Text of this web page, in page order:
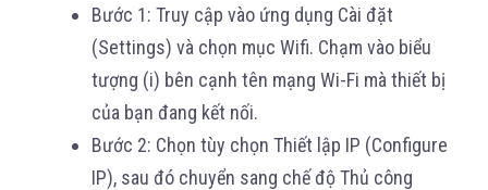
Bước 1: Truy cập vào ứng dụng Cài đặt
(Settings) và chọn mục Wifi. Chạm vào biểu
tượng (i) bên cạnh tên mạng Wi-Fi mà thiết bị
của bạn đang kết nối.
Bước 2: Chọn tùy chọn Thiết lập IP (Configure
IP), sau đó chuyển sang chế độ Thủ công